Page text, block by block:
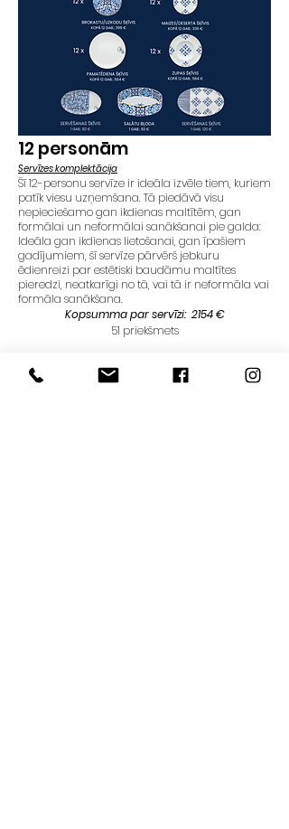
12 personām
Servīzes komplektācija
Šī 12-personu servīze ir ideāla izvēle tiem, kuriem
patīk viesu uzņemšana. Tā piedāvā visu
nepieciešamo gan ikdienas maltītēm, gan
formālai un neformālai sanākšanai pie galda:
Ideāla gan ikdienas lietošanai, gan īpašiem
gadījumiem, šī servīze pārvērš jebkuru
ēdienreizi par estētiski baudāmu maltītes
pieredzi, neatkarīgi no tā, vai tā ir neformāla vai
formāla sanākšana.
Kopsumma par servīzi: 2154 €
51 priekšmets